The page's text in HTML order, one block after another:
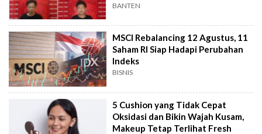
BANTEN
MSCI Rebalancing 12 Agustus, 11
Saham RI Siap Hadapi Perubahan
Indeks
BISNIS
5 Cushion yang Tidak Cepat
Oksidasi dan Bikin Wajah Kusam,
Makeup Tetap Terlihat Fresh